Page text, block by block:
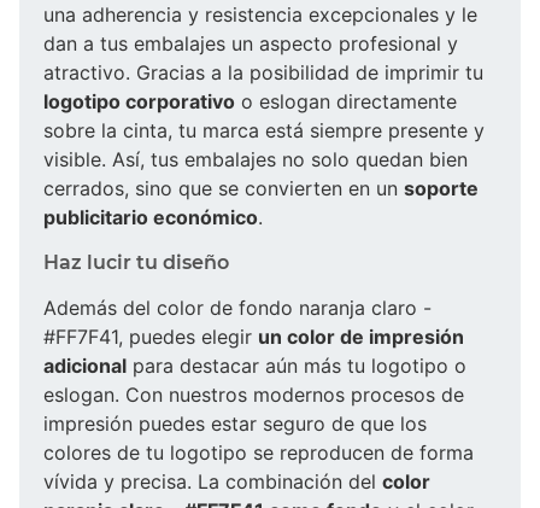
una adherencia y resistencia excepcionales y le
dan a tus embalajes un aspecto profesional y
atractivo. Gracias a la posibilidad de imprimir tu
logotipo corporativo o eslogan directamente
sobre la cinta, tu marca está siempre presente y
visible. Así, tus embalajes no solo quedan bien
cerrados, sino que se convierten en un soporte
publicitario económico.
Haz lucir tu diseño
Además del color de fondo naranja claro -
#FF7F41, puedes elegir un color de impresión
adicional para destacar aún más tu logotipo o
eslogan. Con nuestros modernos procesos de
impresión puedes estar seguro de que los
colores de tu logotipo se reproducen de forma
vívida y precisa. La combinación del color